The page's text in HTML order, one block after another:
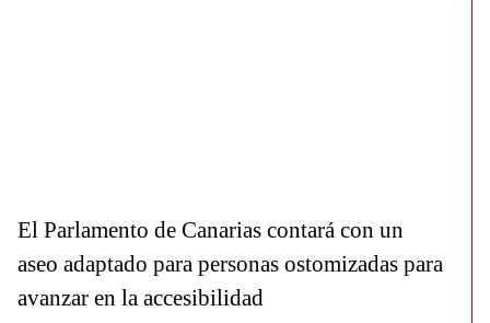
El Parlamento de Canarias contará con un
aseo adaptado para personas ostomizadas para
avanzar en la accesibilidad